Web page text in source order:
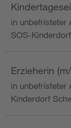
in unbefristeter
SOS-
Erzieherin
in unbefristeter
Kinderdorf